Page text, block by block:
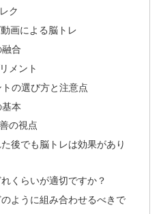
ク
画による脳トレ
合
メント
の選び方と注意点
本
の視点
後でも脳トレは効果があり
くらいが適切ですか？
ように組み合わせるべきで